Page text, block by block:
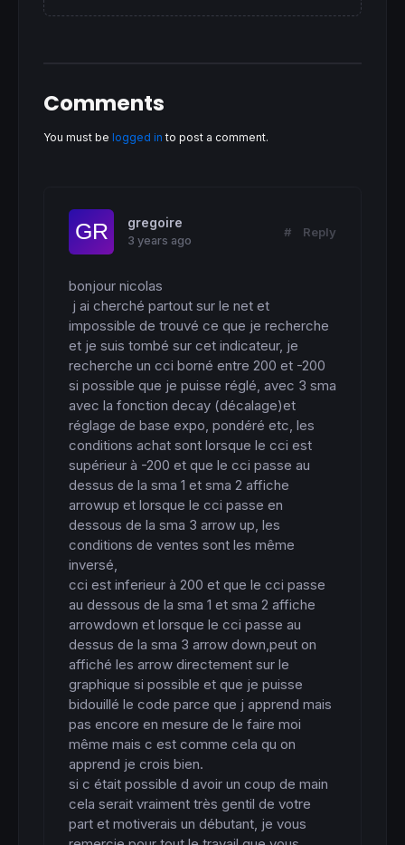
G =50 +( 200 +MyDi*10
avg
Comments
You must be logged in to post a comment.
gregoire
3 years ago
# Reply
bonjour nicolas
impossible de trouvé ce que je recherche
et je suis tombé sur cet indicateur, je
recherche un cci borné entre 200 et -200
si possible que je puisse réglé, avec 3 sma
avec la fonction decay (décalage)et
réglage de base expo, pondéré etc, les
conditions achat sont lorsque le cci est
supérieur à -200 et que le cci passe au
dessus de la sma 1 et sma 2 affiche
arrowup et lorsque le cci passe en
dessous de la sma 3 arrow up, les
conditions de ventes sont les même
inversé,
cci est inferieur à 200 et que le cci passe
au dessous de la sma 1 et sma 2 affiche
arrowdown et lorsque le cci passe au
dessus de la sma 3 arrow down,peut on
affiché les arrow directement sur le
graphique si possible et que je puisse
bidouillé le code parce que j apprend mais
pas encore en mesure de le faire moi
même mais c est comme cela qu on
apprend je crois bien.
si c était possible d avoir un coup de main
cela serait vraiment très gentil de votre
part et motiverais un débutant, je vous